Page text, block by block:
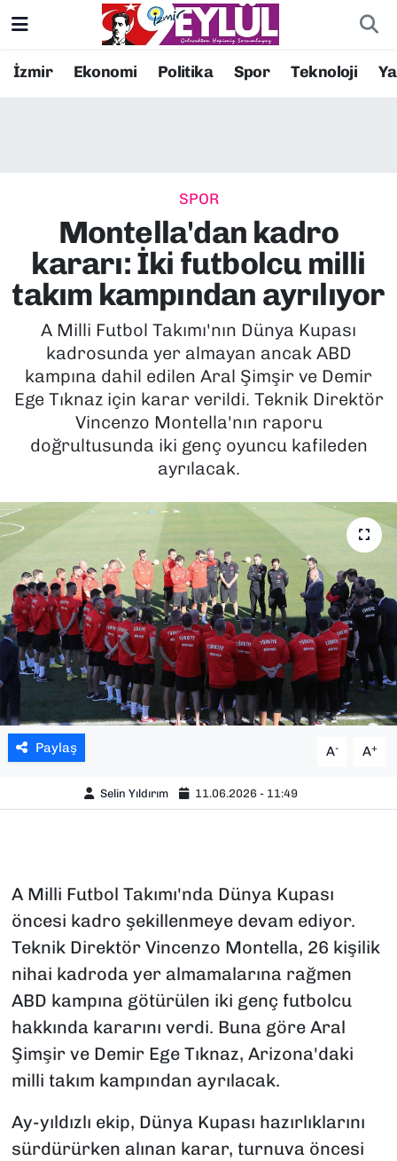
İzmir Ekonomi Politika Spor Teknoloji
SPOR
Montella'dan kadro
kararı: İki futbolcu milli
takım kampından ayrılıyor
A Milli Futbol Takımı'nın Dünya Kupası
kadrosunda yer almayan ancak ABD
kampına dahil edilen Aral Şimşir ve Demir
Ege Tıknaz için karar verildi. Teknik Direktör
Vincenzo Montella'nın raporu
doğrultusunda iki genç oyuncu kafileden
ayrılacak.
Paylaş A- A+
Selin Yıldırım 11.06.2026 - 11:49
A Milli Futbol Takımı'nda Dünya Kupası
öncesi kadro şekillenmeye devam ediyor.
Teknik Direktör Vincenzo Montella, 26 kişilik
nihai kadroda yer almamalarına rağmen
ABD kampına götürülen iki genç futbolcu
hakkında kararını verdi. Buna göre Aral
Şimşir ve Demir Ege Tıknaz, Arizona'daki
milli takım kampından ayrılacak.
Ay-yıldızlı ekip, Dünya Kupası hazırlıklarını
sürdürürken alınan karar, turnuva öncesi
Resmi İlanlar
EKONOMİ
KÜLTÜR SANAT
MAGAZİN
POLİTİKA
SAĞLIK
TEKNOLOJİ
YAŞAM
YEREL YÖNETİMLER
Konak Nöbetçi Eczaneler
Süper Lig Puan Durumu ve Fikstür
Tüm Manşetler
Son Dakika Haberleri
Haber Arşivi